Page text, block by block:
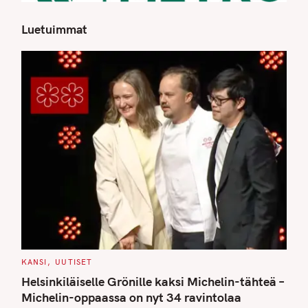
Luetuimmat
C
T
E
G
O
KANSI UUTISET
Helsinkiläiselle Grönille kaksi Michelin-tähteä –
Michelin-oppaassa on nyt 34 ravintolaa
S
e
a